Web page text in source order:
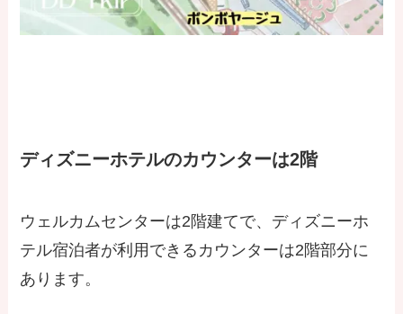
ディズニーホテルのカウンターは2階
ウェルカムセンターは2階建てで、ディズニーホ
テル宿泊者が利用できるカウンターは2階部分に
あります。